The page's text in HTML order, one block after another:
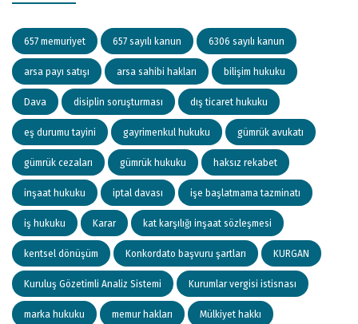
657 memuriyet 657 sayılı kanun 6306 sayılı kanun
arsa payı satışı arsa sahibi hakları bilişim hukuku
Dava disiplin soruşturması dış ticaret hukuku
eş durumu tayini gayrimenkul hukuku gümrük avukatı
gümrük cezaları gümrük hukuku haksız rekabet
inşaat hukuku iptal davası işe başlatmama tazminatı
iş hukuku Karar kat karşılığı inşaat sözleşmesi
kentsel dönüşüm Konkordato başvuru şartları KURGAN
Kuruluş Gözetimli Analiz Sistemi Kurumlar vergisi istisnası
marka hukuku memur hakları Mülkiyet hakkı